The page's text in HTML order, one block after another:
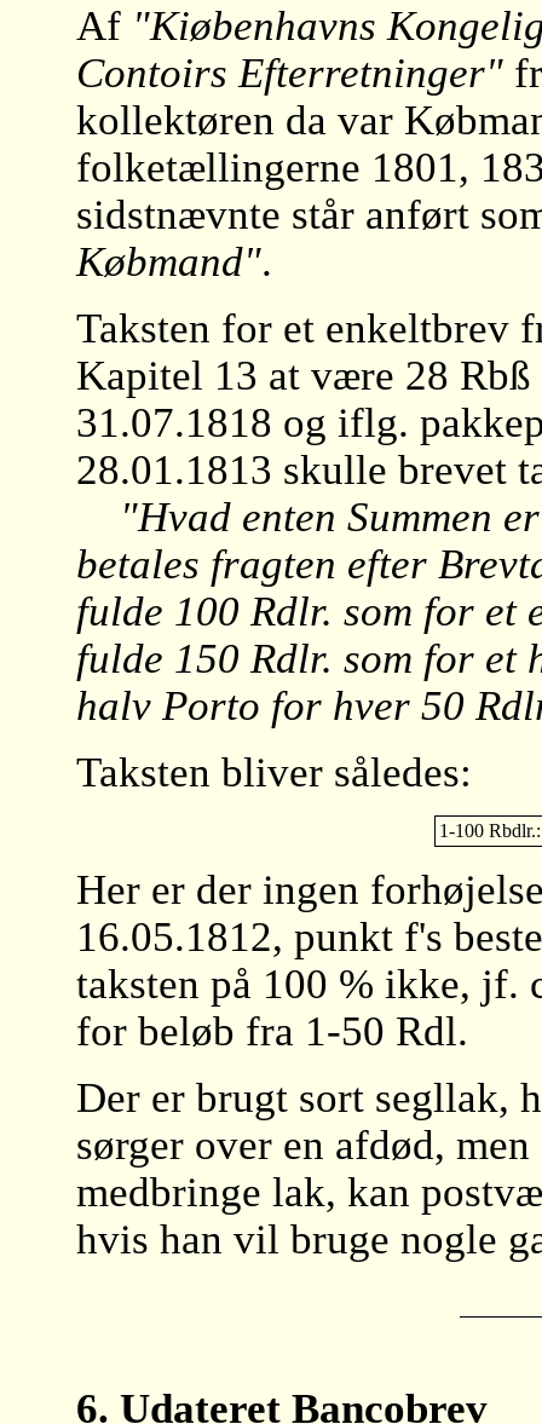
Af "Kiøbenhavns
Contoirs Efterretninger"
kollektøren da var
folketællingerne 1801,
sidstnævnte står anført
Købmand".
Taksten for et enkeltbrev
Kapitel 13 at være 28
31.07.1818 og iflg.
28.01.1813 skulle brevet
"Hvad enten Summen
betales fragten efter
fulde 100 Rdlr. som for et
fulde 150 Rdlr. som for et
halv Porto for hver 50
Taksten bliver således:
1-100
Her er der ingen
16.05.1812, punkt f's
taksten på 100 % ikke, jf.
for beløb fra 1-50 Rdl.
Der er brugt sort segllak,
sørger over en afdød,
medbringe lak, kan
hvis han vil bruge nogle
6. Udateret Bancobrev